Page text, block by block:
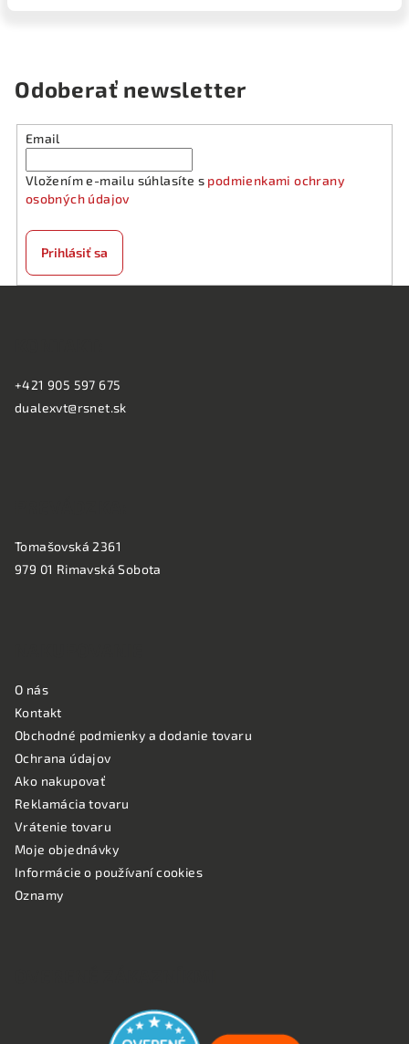
Odoberať newsletter
Email
Vložením e-mailu súhlasíte s podmienkami ochrany
osobných údajov
Prihlásiť sa
+421 905 597 675
dualexvt@rsnet.sk
Tomašovská 2361
979 01 Rimavská Sobota
O nás
Kontakt
Obchodné podmienky a dodanie tovaru
Ochrana údajov
Ako nakupovať
Reklamácia tovaru
Vrátenie tovaru
Moje objednávky
Informácie o používaní cookies
Oznamy